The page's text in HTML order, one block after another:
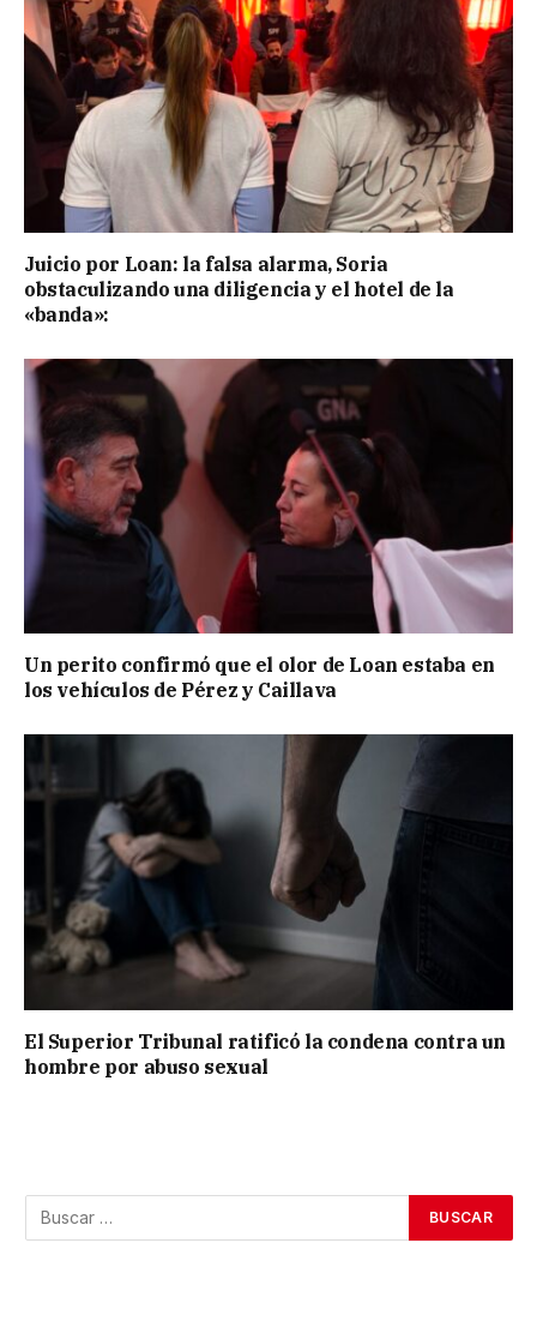
Juicio por Loan: la falsa alarma, Soria
obstaculizando una diligencia y el hotel de la
«banda»:
Un perito confirmó que el olor de Loan estaba en
los vehículos de Pérez y Caillava
El Superior Tribunal ratificó la condena contra un
hombre por abuso sexual